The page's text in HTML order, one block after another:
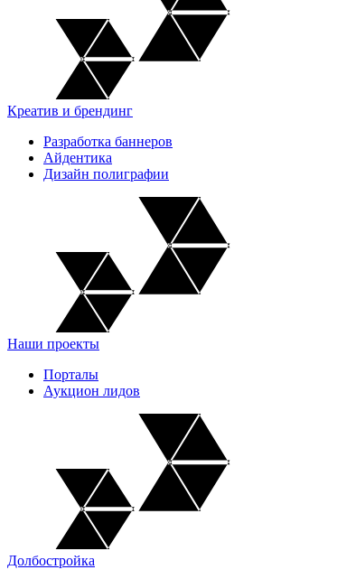
Креатив и брендинг
Разработка баннеров
Айдентика
Дизайн полиграфии
Наши проекты
Порталы
Аукцион лидов
Долбостройка